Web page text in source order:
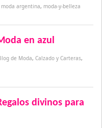
moda argentina, moda-y-belleza
en azul
de Moda, Calzado y Carteras,
divinos para